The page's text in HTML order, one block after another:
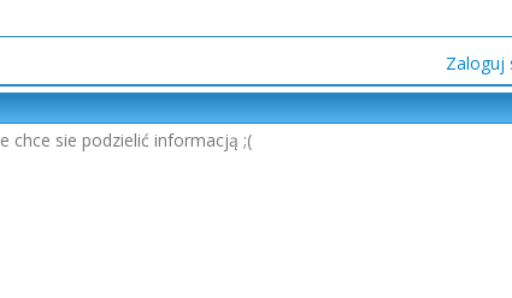
Zaloguj
chce sie podzielić informacją ;(